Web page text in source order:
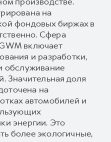
на
фондовых биржах в
Сфера
включает
и разработки,
обслуживание
Значительная доля
на
автомобилей и
энергии. Это
более экологичные,